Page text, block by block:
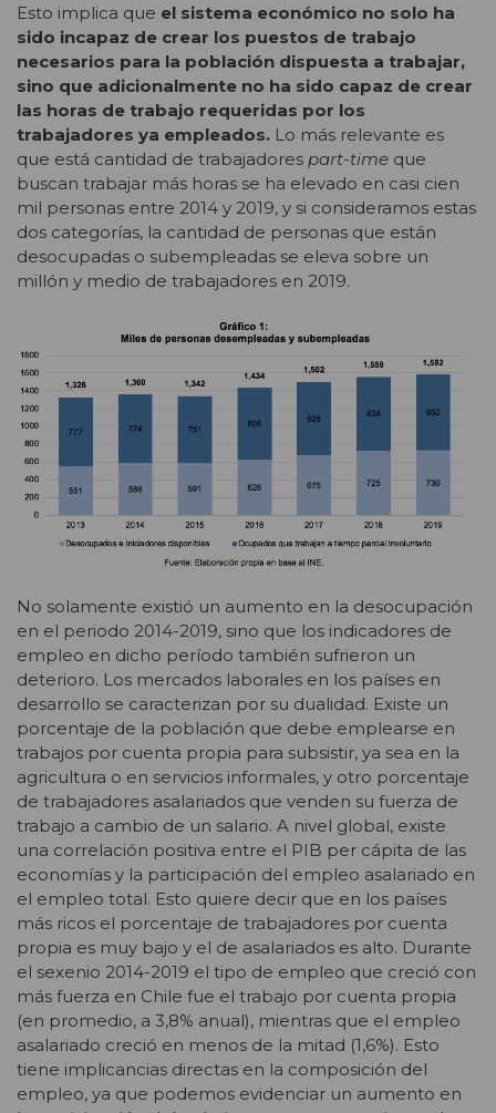
Esto implica que el sistema económico no solo ha
sido incapaz de crear los puestos de trabajo
necesarios para la población dispuesta a trabajar,
sino que adicionalmente no ha sido capaz de crear
las horas de trabajo requeridas por los
trabajadores ya empleados. Lo más relevante es
que está cantidad de trabajadores part-time que
buscan trabajar más horas se ha elevado en casi cien
mil personas entre 2014 y 2019, y si consideramos estas
dos categorías, la cantidad de personas que están
desocupadas o subempleadas se eleva sobre un
millón y medio de trabajadores en 2019.
No solamente existió un aumento en la desocupación
en el periodo 2014-2019, sino que los indicadores de
empleo en dicho período también sufrieron un
deterioro. Los mercados laborales en los países en
desarrollo se caracterizan por su dualidad. Existe un
porcentaje de la población que debe emplearse en
trabajos por cuenta propia para subsistir, ya sea en la
agricultura o en servicios informales, y otro porcentaje
de trabajadores asalariados que venden su fuerza de
trabajo a cambio de un salario. A nivel global, existe
una correlación positiva entre el PIB per cápita de las
economías y la participación del empleo asalariado en
el empleo total. Esto quiere decir que en los países
más ricos el porcentaje de trabajadores por cuenta
propia es muy bajo y el de asalariados es alto. Durante
el sexenio 2014-2019 el tipo de empleo que creció con
más fuerza en Chile fue el trabajo por cuenta propia
(en promedio, a 3,8% anual), mientras que el empleo
asalariado creció en menos de la mitad (1,6%). Esto
tiene implicancias directas en la composición del
empleo, ya que podemos evidenciar un aumento en